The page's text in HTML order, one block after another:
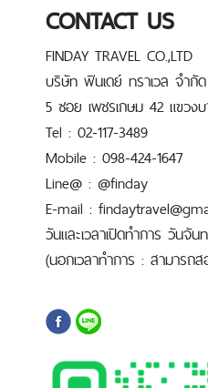
CONTACT US
FINDAY TRAVEL CO.,LTD
บริษัท ฟินเดย์ ทราเวล จำกัด
5 ซอย เพชรเกษม 42 แขวง
Tel : 02-117-3489
Mobile : 098-424-1647
Line@ : @finday
E-mail :
วันและเวลาเปิดทำการ วัน
(นอกเวลาทำการ : สามารถ